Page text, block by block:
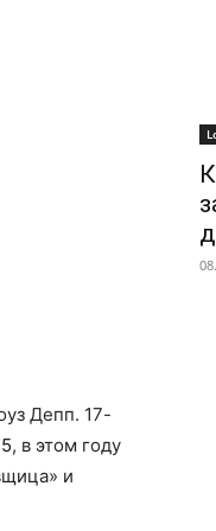
Депп. 17-
, в этом году
и